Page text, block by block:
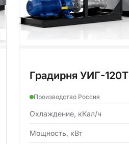
Градирня УИГ-120Т
Производство Россия
Охлаждение, кКал/ч
Мощность, кВт